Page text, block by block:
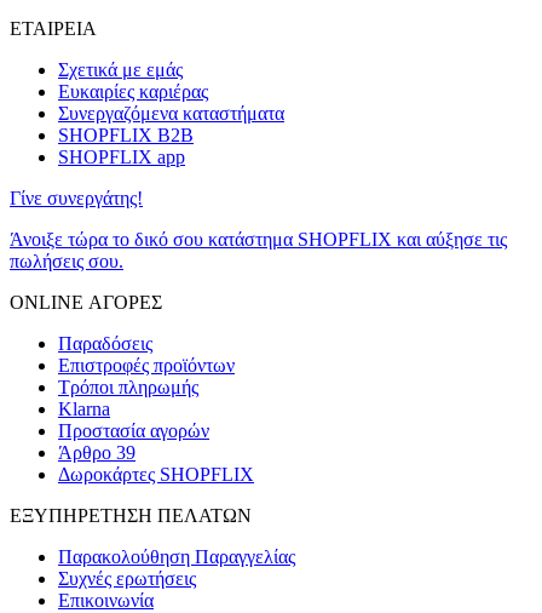
ΕΤΑΙΡΕΙΑ
Σχετικά με εμάς
Ευκαιρίες καριέρας
Συνεργαζόμενα καταστήματα
SHOPFLIX B2B
SHOPFLIX app
Γίνε συνεργάτης!
Άνοιξε τώρα το δικό σου κατάστημα SHOPFLIX και αύξησε τις
πωλήσεις σου.
ONLINE ΑΓΟΡΕΣ
Παραδόσεις
Επιστροφές προϊόντων
Τρόποι πληρωμής
Klarna
Προστασία αγορών
Άρθρο 39
Δωροκάρτες SHOPFLIX
ΕΞΥΠΗΡΕΤΗΣΗ ΠΕΛΑΤΩΝ
Παρακολούθηση Παραγγελίας
Συχνές ερωτήσεις
Επικοινωνία